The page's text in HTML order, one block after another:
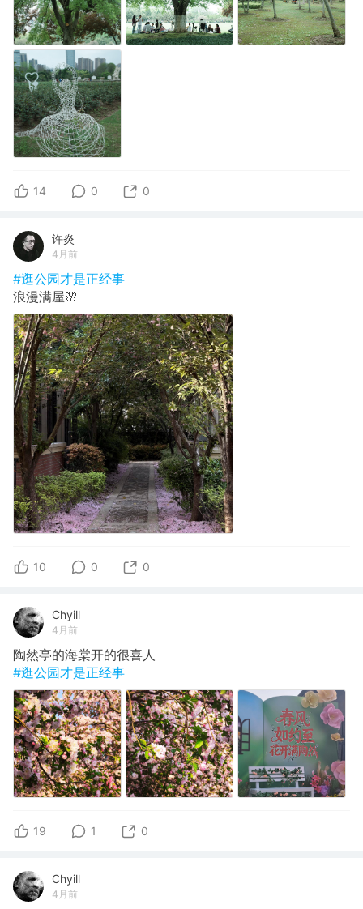
14 0 0
许炎
4月前
#逛公园才是正经事
浪漫满屋🌸
10 0 0
Chyill
4月前
陶然亭的海棠开的很喜人
#逛公园才是正经事
19 1 0
Chyill
4月前